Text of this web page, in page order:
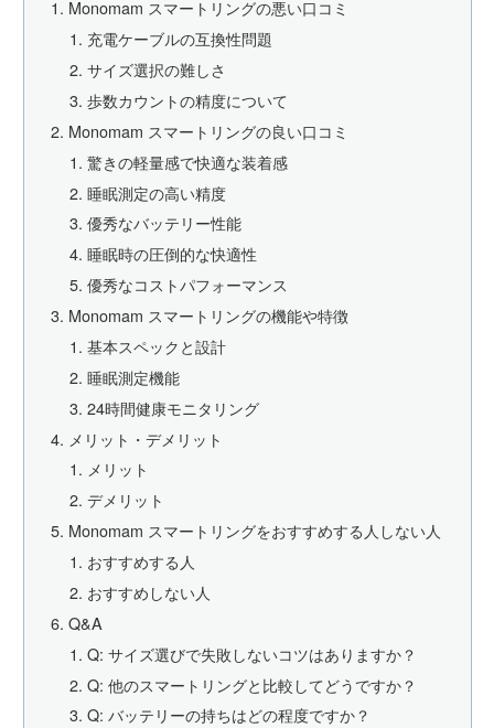
Monomam スマートリングの悪い口コミ
充電ケーブルの互換性問題
サイズ選択の難しさ
歩数カウントの精度について
Monomam スマートリングの良い口コミ
驚きの軽量感で快適な装着感
睡眠測定の高い精度
優秀なバッテリー性能
睡眠時の圧倒的な快適性
優秀なコストパフォーマンス
Monomam スマートリングの機能や特徴
基本スペックと設計
睡眠測定機能
24時間健康モニタリング
メリット・デメリット
メリット
デメリット
Monomam スマートリングをおすすめする人しない人
おすすめする人
おすすめしない人
Q&A
Q: サイズ選びで失敗しないコツはありますか？
Q: 他のスマートリングと比較してどうですか？
Q: バッテリーの持ちはどの程度ですか？